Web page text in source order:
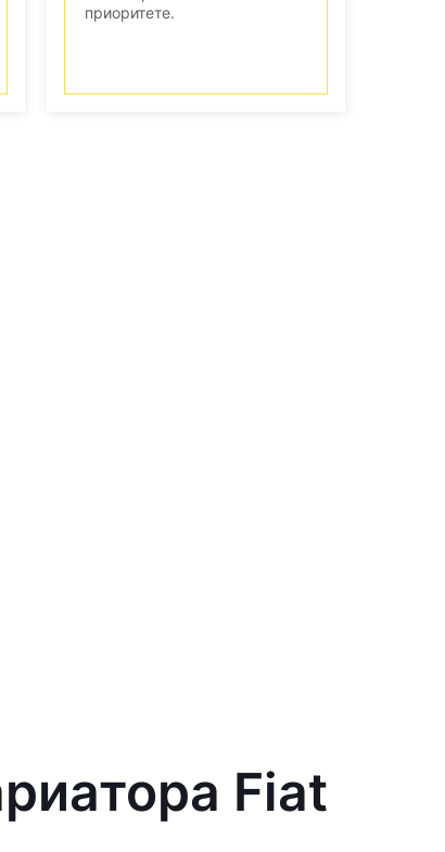
приоритете.
Fiat